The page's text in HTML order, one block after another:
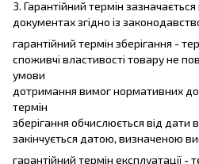
3. Гарантійний термін
документах згідно із
гарантійний термін зберігання -
споживчі властивості товару не
умови
дотримання вимог нормативних
термін
зберігання обчислюється від дати
закінчується датою, визначеною
гарантійний термін експлуатації -